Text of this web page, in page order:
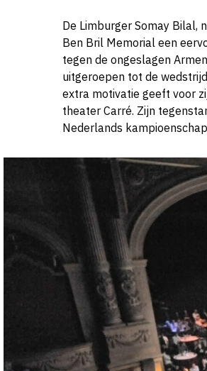
De Limburger Somay Bilal,
Ben Bril Memorial een
tegen de ongeslagen
uitgeroepen tot de
extra motivatie geeft voor
theater Carré. Zijn
Nederlands